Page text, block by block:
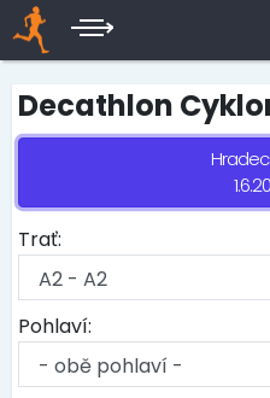
Decathlon
Trať:
Pohlaví: